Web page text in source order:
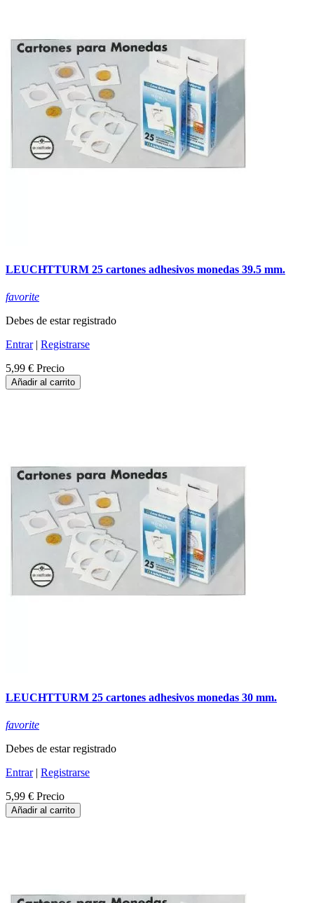
LEUCHTTURM 25 cartones adhesivos monedas 39.5 mm.
favorite
Debes de estar registrado
Entrar| Registrarse
5,99 € Precio
Añadir al carrito
LEUCHTTURM 25 cartones adhesivos monedas 30 mm.
favorite
Debes de estar registrado
Entrar| Registrarse
5,99 € Precio
Añadir al carrito